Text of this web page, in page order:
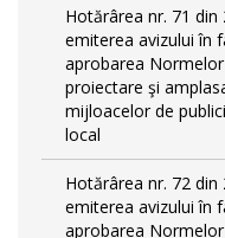
Hotărârea nr. 71 din
emiterea avizului în
aprobarea
proiectare şi
mijloacelor de
local
Hotărârea nr. 72 din
emiterea avizului în
aprobarea